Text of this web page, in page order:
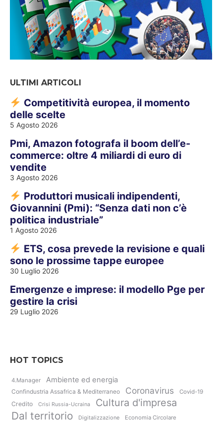
ULTIMI ARTICOLI
Competitività europea, il momento
delle scelte
5 Agosto 2026
Pmi, Amazon fotografa il boom dell’e-
commerce: oltre 4 miliardi di euro di
vendite
3 Agosto 2026
Produttori musicali indipendenti,
Giovannini (Pmi): “Senza dati non c’è
politica industriale”
1 Agosto 2026
ETS, cosa prevede la revisione e quali
sono le prossime tappe europee
30 Luglio 2026
Emergenze e imprese: il modello Pge per
gestire la crisi
29 Luglio 2026
HOT TOPICS
4.Manager Ambiente ed energia
Confindustria Assafrica & Mediterraneo Coronavirus Covid-19
Credito Crisi Russia-Ucraina Cultura d'impresa
Dal territorio Digitalizzazione Economia Circolare